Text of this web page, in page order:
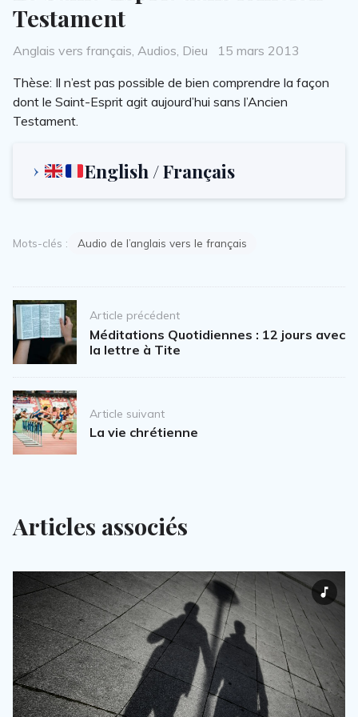
Testament
Categories
Anglais vers français, Audios, Dieu
Posted
15 mars 2013
Thèse: Il n’est pas possible de bien comprendre la façon
dont le Saint-Esprit agit aujourd’hui sans l’Ancien
Testament.
English / Français
Mots-clés : Audio de l’anglais vers le français
Post
navigation
Article précédent
Méditations Quotidiennes : 12 jours avec
la lettre à Tite
Article suivant
La vie chrétienne
Articles associés